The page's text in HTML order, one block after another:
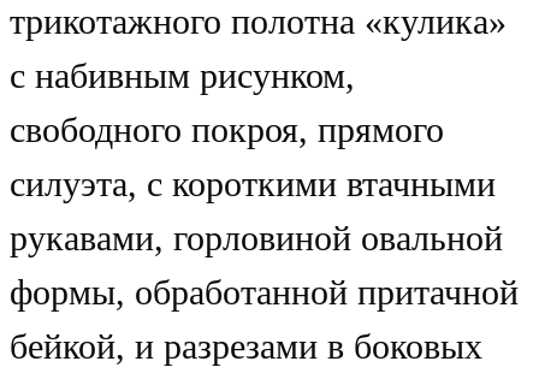
трикотажного полотна «кулика»
с набивным рисунком,
свободного покроя, прямого
силуэта, с короткими втачными
рукавами, горловиной овальной
формы, обработанной притачной
бейкой, и разрезами в боковых